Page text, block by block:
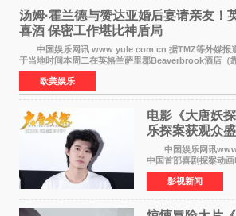
汤姆·霍兰德与赞达亚婚后宴请亲友！
喜酒 保密工作堪比神盾局
中国娱乐网讯 www yule com cn 据TMZ等外媒报道
于当地时间本周二在英格兰萨里郡Beaverbrook酒店（
顿）举办婚宴，邀请家人与朋友们喝喜酒，庆祝
欧美娱乐
电影《大唐妖
乐探案获观众
中国娱乐网讯www
中国首部喜剧探案动
举办电影首映礼。导演
制片人曹紫建、制片
对白指导程寅，领
影视新闻